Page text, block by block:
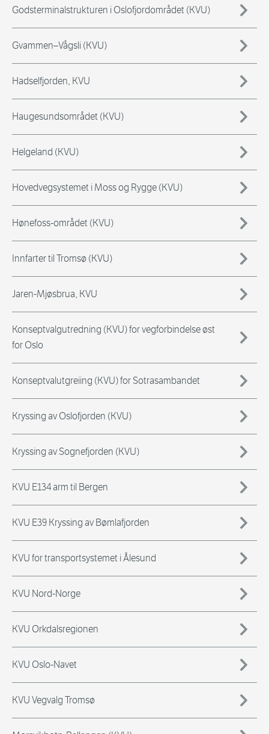
Godsterminalstrukturen i Oslofjordområdet (KVU)
Gvammen–Vågsli (KVU)
Hadselfjorden, KVU
Haugesundsområdet (KVU)
Helgeland (KVU)
Hovedvegsystemet i Moss og Rygge (KVU)
Hønefoss-området (KVU)
Innfarter til Tromsø (KVU)
Jaren-Mjøsbrua, KVU
Konseptvalgutredning (KVU) for vegforbindelse øst
for Oslo
Konseptvalutgreiing (KVU) for Sotrasambandet
Kryssing av Oslofjorden (KVU)
Kryssing av Sognefjorden (KVU)
KVU E134 arm til Bergen
KVU E39 Kryssing av Bømlafjorden
KVU for transportsystemet i Ålesund
KVU Nord-Norge
KVU Orkdalsregionen
KVU Oslo-Navet
KVU Vegvalg Tromsø